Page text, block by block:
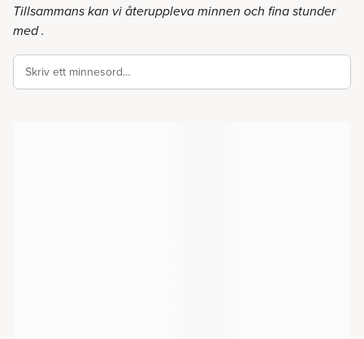
Tillsammans kan vi återuppleva minnen och fina stunder
med .
Skriv ett minnesord…